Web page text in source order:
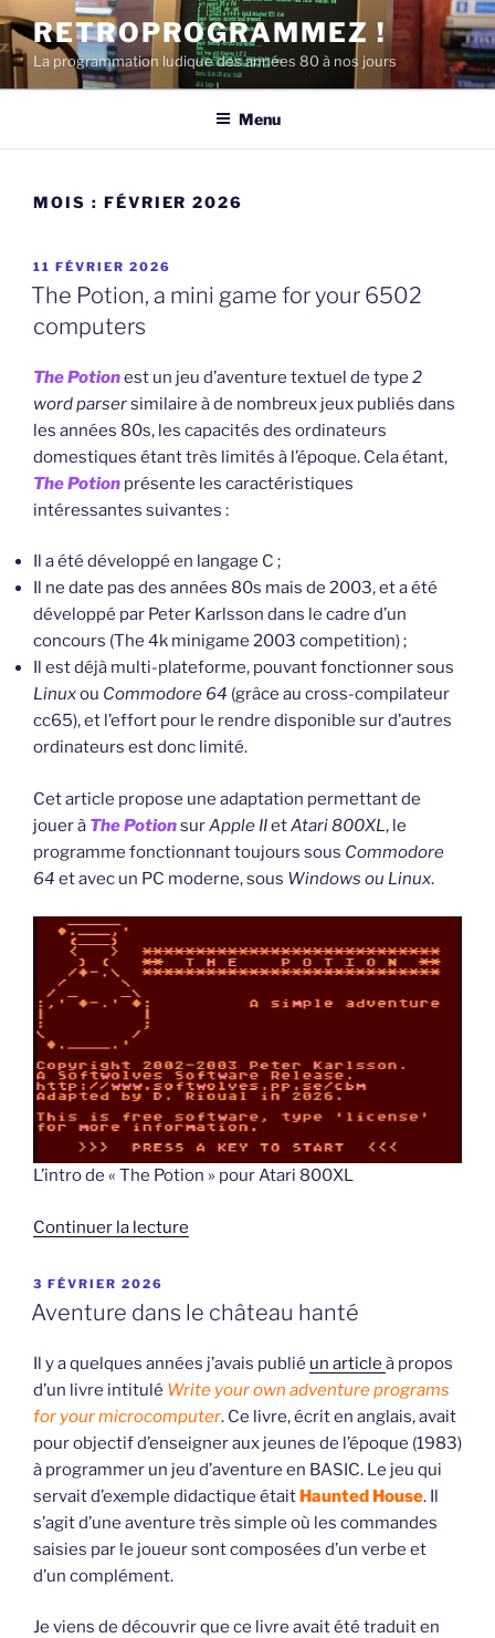
Aller
au
contenu
principal
RETROPROGRAMMEZ !
La programmation ludique des années 80 à nos jours
Menu
MOIS : FÉVRIER 2026
PUBLIÉ
LE
11 FÉVRIER 2026
The Potion, a mini game for your 6502
computers
The Potionest un jeu d’aventure textuel de type 2
word parsersimilaire à de nombreux jeux publiés dans
les années 80s, les capacités des ordinateurs
domestiques étant très limités à l’époque. Cela étant,
The Potion présente les caractéristiques
intéressantes suivantes :
Il a été développé en langage C ;
Il ne date pas des années 80s mais de 2003, et a été
développé par Peter Karlsson dans le cadre d’un
concours (The 4k minigame 2003 competition) ;
Il est déjà multi-plateforme, pouvant fonctionner sous
Linuxou Commodore 64 (grâce au cross-compilateur
cc65), et l’effort pour le rendre disponible sur d’autres
ordinateurs est donc limité.
Cet article propose une adaptation permettant de
jouer à The PotionsurApple IIetAtari 800XL, le
programme fonctionnant toujours sous Commodore
64 et avec un PC moderne, sous Windows ou Linux.
L’intro de « The Potion » pour Atari 800XL
Continuer la lecture
a
game
for
your
6502
computers »
PUBLIÉ
LE
3 FÉVRIER 2026
Aventure dans le château hanté
Il y a quelques années j’avais publié un article à propos
d’un livre intitulé Write your own adventure programs
for your microcomputer. Ce livre, écrit en anglais, avait
pour objectif d’enseigner aux jeunes de l’époque (1983)
à programmer un jeu d’aventure en BASIC. Le jeu qui
servait d’exemple didactique était Haunted House. Il
s’agit d’une aventure très simple où les commandes
saisies par le joueur sont composées d’un verbe et
d’un complément.
Je viens de découvrir que ce livre avait été traduit en